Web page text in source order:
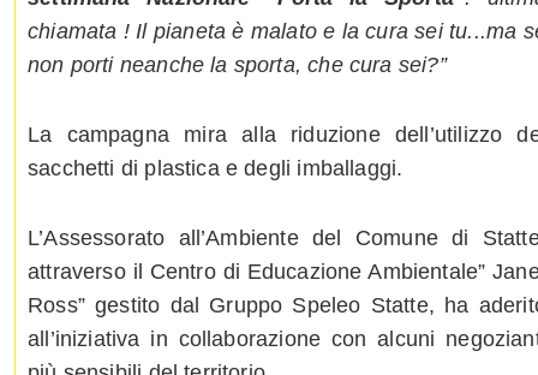
chiamata ! Il pianeta è malato e la cura sei tu...ma
non porti neanche la sporta, che cura sei?”
La campagna mira alla riduzione dell’utilizzo
sacchetti di plastica e degli imballaggi.
L’Assessorato all’Ambiente del Comune di
attraverso il Centro di Educazione Ambientale”
Ross” gestito dal Gruppo Speleo Statte, ha
all’iniziativa in collaborazione con alcuni